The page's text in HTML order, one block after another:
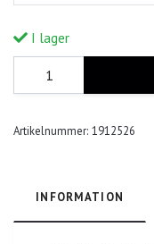
I lager
Artikelnummer: 1912526
INFORMATION